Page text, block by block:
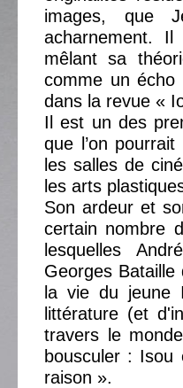
images, que
acharnement.
mêlant sa
comme un écho
dans la revue «
Il est un des
que l’on
les salles de
les arts
Son ardeur et
certain nombre
lesquelles
Georges
la vie du jeune
littérature (et
travers le
bousculer : Isou
raison ».